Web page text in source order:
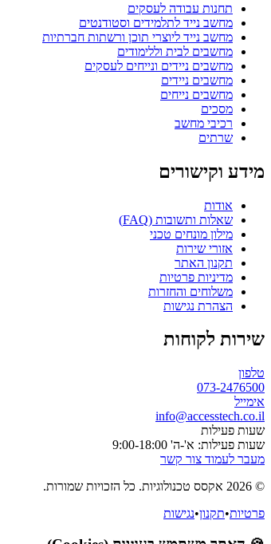
תחנות עבודה לעסקים
מחשב נייד לתלמידים וסטודנטים
מחשב נייד ליוצרי תוכן ורשתות חברתיות
מחשבים לבית וללימודים
מחשבים ניידים ונייחים לעסקים
מחשבים ניידים
מחשבים נייחים
מסכים
רכיבי מחשב
שרתים
מידע וקישורים
אודות
שאלות ותשובות (FAQ)
מילון מונחים טכני
אזורי שירות
תקנון האתר
מדיניות פרטיות
משלוחים והחזרות
הצהרת נגישות
שירות לקוחות
טלפון
073-2476500
אימייל
info@accesstech.co.il
שעות פעילות
שעות פעילות: א'-ה' 9:00-18:00
מעבר לעמוד צור קשר
© 2026 אקסס טכנולוגיות. כל הזכויות שמורות.
פרטיות•תקנון•נגישות